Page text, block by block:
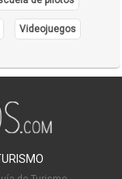
Videojuegos